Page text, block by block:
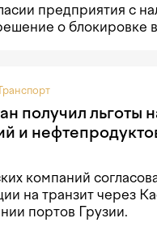
предприятия с
о блокировке
получил льготы
и
компаний
на транзит через
портов Грузии.